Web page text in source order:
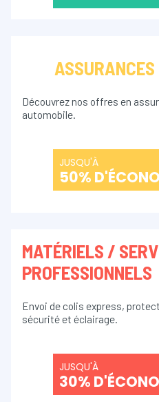
Découvrez nos offres en
automobile.
JUSQU'À
50%
MATÉRIELS /
PROFESSIONNELS
Envoi de colis express,
sécurité et éclairage.
JUSQU'À
30%